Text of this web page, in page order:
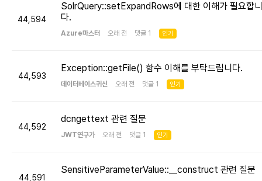
44,594
SolrQuery::setExpandRows에 대한 이해가 필요합니
다.
Azure마스터 오래 전 댓글 1 인기
44,593
Exception::getFile() 함수 이해를 부탁드립니다.
데이터베이스귀신 오래 전 댓글 1 인기
44,592
dcngettext 관련 질문
JWT연구가 오래 전 댓글 1 인기
44,591
SensitiveParameterValue::__construct 관련 질문